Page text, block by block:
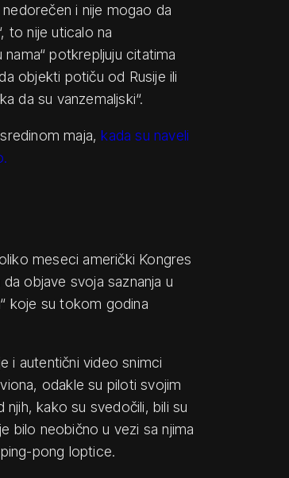
i nije mogao da
to nije uticalo na
potkrepljuju citatima
objekti potiču od Rusije ili
da su vanzemaljski“.
sredinom maja,kada su naveli
meseci američki Kongres
objave svoja saznanja u
koje su tokom godina
i autentični video snimci
odakle su piloti svojim
kako su svedočili, bili su
bilo neobično u vezi sa njima
pong loptice.